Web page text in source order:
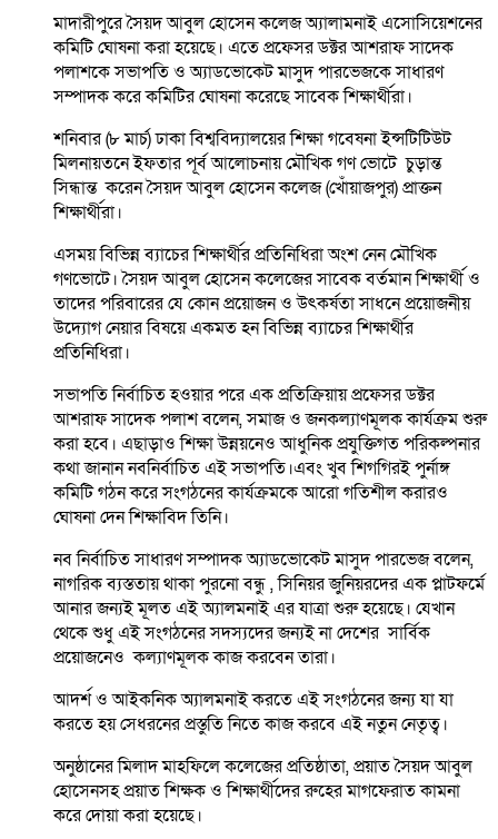
মাদারীপুরে সৈয়দ আবুল হোসেন কলেজ অ্যালামনাই এসোসিয়েশনের
কমিটি ঘোষনা করা হয়েছে। এতে প্রফেসর ডক্টর আশরাফ সাদেক
পলাশকে সভাপতি ও অ্যাডভোকেট মাসুদ পারভেজকে সাধারণ
সম্পাদক করে কমিটির ঘোষনা করেছে সাবেক শিক্ষার্থীরা।
শনিবার (৮ মার্চ) ঢাকা বিশ্ববিদ্যালয়ের শিক্ষা গবেষনা ইন্সটিটিউট
মিলনায়তনে ইফতার পূর্ব আলোচনায় মৌখিক গণ ভোটে চুড়ান্ত
সিন্ধান্ত করেন সৈয়দ আবুল হোসেন কলেজ (খোঁয়াজপুর) প্রাক্তন
শিক্ষার্থীরা।
এসময় বিভিন্ন ব্যাচের শিক্ষার্থীর প্রতিনিধিরা অংশ নেন মৌখিক
গণভোটে। সৈয়দ আবুল হোসেন কলেজের সাবেক বর্তমান শিক্ষার্থী ও
তাদের পরিবারের যে কোন প্রয়োজন ও উৎকর্ষতা সাধনে প্রয়োজনীয়
উদ্যোগ নেয়ার বিষয়ে একমত হন বিভিন্ন ব্যাচের শিক্ষার্থীর
প্রতিনিধিরা।
সভাপতি নির্বাচিত হওয়ার পরে এক প্রতিক্রিয়ায় প্রফেসর ডক্টর
আশরাফ সাদেক পলাশ বলেন, সমাজ ও জনকল্যাণমূলক কার্যক্রম শুরু
করা হবে। এছাড়াও শিক্ষা উন্নয়নেও আধুনিক প্রযুক্তিগত পরিকল্পনার
কথা জানান নবনির্বাচিত এই সভাপতি।এবং খুব শিগগিরই পুর্নাঙ্গ
কমিটি গঠন করে সংগঠনের কার্যক্রমকে আরো গতিশীল করারও
ঘোষনা দেন শিক্ষাবিদ তিনি।
নব নির্বাচিত সাধারণ সম্পাদক অ্যাডভোকেট মাসুদ পারভেজ বলেন,
নাগরিক ব্যস্ততায় থাকা পুরনো বন্ধু , সিনিয়র জুনিয়রদের এক প্লাটফর্মে
আনার জন্যই মূলত এই অ্যালমনাই এর যাত্রা শুরু হয়েছে। যেখান
থেকে শুধু এই সংগঠনের সদস্যদের জন্যই না দেশের সার্বিক
প্রয়োজনেও কল্যাণমূলক কাজ করবেন তারা।
আদর্শ ও আইকনিক অ্যালমনাই করতে এই সংগঠনের জন্য যা যা
করতে হয় সেধরনের প্রস্তুতি নিতে কাজ করবে এই নতুন নেতৃত্ব।
অনুষ্ঠানের মিলাদ মাহফিলে কলেজের প্রতিষ্ঠাতা, প্রয়াত সৈয়দ আবুল
হোসেনসহ প্রয়াত শিক্ষক ও শিক্ষার্থীদের রুহের মাগফেরাত কামনা
করে দোয়া করা হয়েছে।